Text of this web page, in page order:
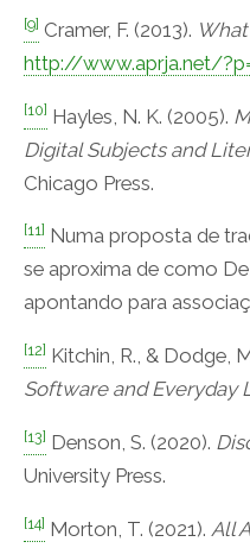
[9] Cramer, F. (2013). What
http://www.aprja.net/
[10] Hayles, N. K. (2005).
Digital Subjects and
Chicago Press.
[11] Numa proposta de
se aproxima de como
apontando para
[12] Kitchin, R., & Dodge,
Software and Everyday
[13] Denson, S. (2020).
University Press.
[14] Morton, T. (2021). All